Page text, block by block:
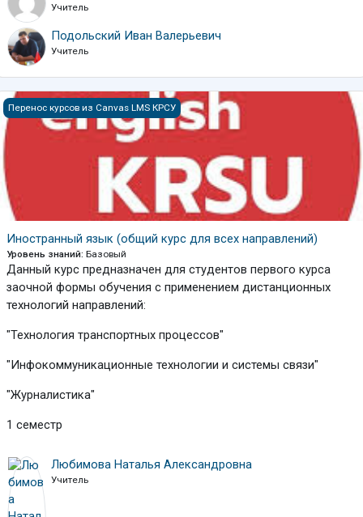
Учитель
Подольский Иван Валерьевич
Учитель
Иностранный язык (общий курс для всех направлений)
Перенос курсов из Canvas LMS КРСУ
Иностранный язык (общий курс для всех направлений)
Уровень знаний: Базовый
Данный курс предназначен для студентов первого курса
заочной формы обучения с применением дистанционных
технологий направлений:
"Технология транспортных процессов"
"Инфокоммуникационные технологии и системы связи"
"Журналистика"
1 семестр
Любимова Наталья Александровна
Учитель